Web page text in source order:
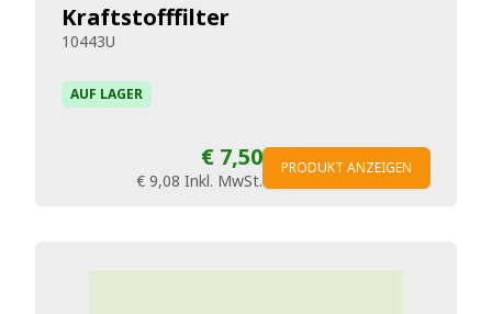
Kraftstofffilter
10443U
AUF LAGER
€ 7,50
€ 9,08 Inkl. MwSt.
PRODUKT ANZEIGEN